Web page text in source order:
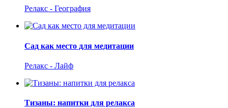
Релакс - География
Сад как место для медитации
Релакс - Лайф
Тизаны: напитки для релакса